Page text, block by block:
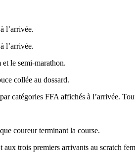
l’arrivée.
l’arrivée.
et le semi-marathon.
collée au dossard.
catégories FFA affichés à l’arrivée.
coureur terminant la course.
trois premiers arrivants au scratch